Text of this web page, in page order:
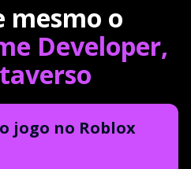
mesmo o
Developer,
jogo no Roblox